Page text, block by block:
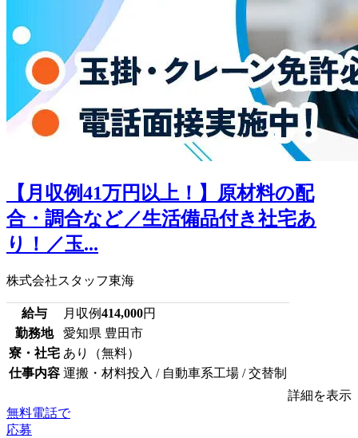
【月収例41万円以上！】原材料の配
合・調合など／生活備品付き社宅あ
り！／玉...
株式会社スタッフ東海
給与 月収例414,000円
勤務地
愛知県 豊田市
寮・社宅 あり（無料）
仕事内容 運搬・材料投入 / 自動車系工場 / 交替制
詳細を表示
無料電話で
応募